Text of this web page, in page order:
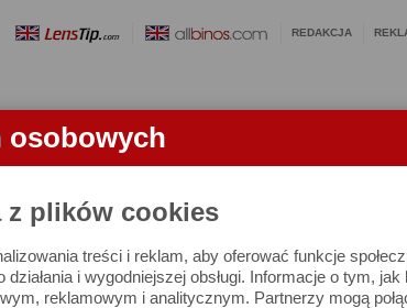
osobowych
z plików cookies
treści i reklam, aby oferować funkcje
działania i wygodniejszej obsługi. Informacje o tym,
reklamowym i analitycznym. Partnerzy mogą
REDAKCJA
LORNETKI
obiektywów i 9905 ocen.